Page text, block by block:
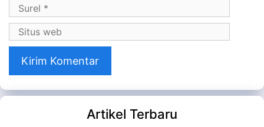
Surel
Situs
web
Artikel Terbaru